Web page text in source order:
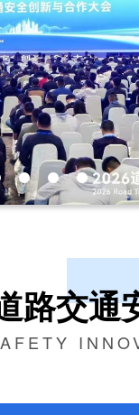
路交通